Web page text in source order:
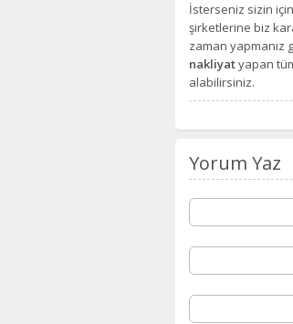
İsterseniz sizin
şirketlerine biz
zaman yapmanız
nakliyatyapan
alabilirsiniz.
Yorum Yaz